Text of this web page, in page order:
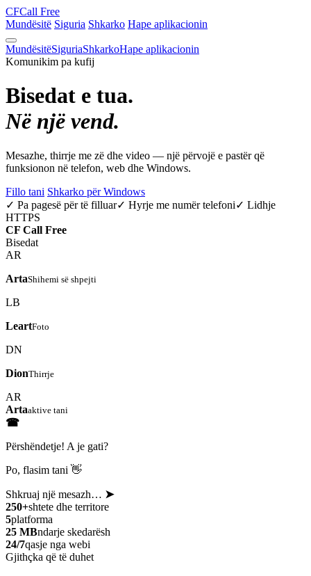
CFCall Free
Mundësitë Siguria Shkarko Hape aplikacionin
MundësitëSiguriaShkarkoHape aplikacionin
Komunikim pa kufij
Bisedat e tua.
Në një vend.
Mesazhe, thirrje me zë dhe video — një përvojë e pastër që
funksionon në telefon, web dhe Windows.
Fillo tani Shkarko për Windows
✓ Pa pagesë për të filluar✓ Hyrje me numër telefoni✓ Lidhje
HTTPS
CF Call Free
Bisedat
AR
ArtaShihemi së shpejti
LB
LeartFoto
DN
DionThirrje
AR
Artaaktive tani
☎
Përshëndetje! A je gati?
Po, flasim tani 👋
Shkruaj një mesazh… ➤
250+shtete dhe territore
5platforma
25 MBndarje skedarësh
24/7qasje nga webi
Gjithçka që të duhet